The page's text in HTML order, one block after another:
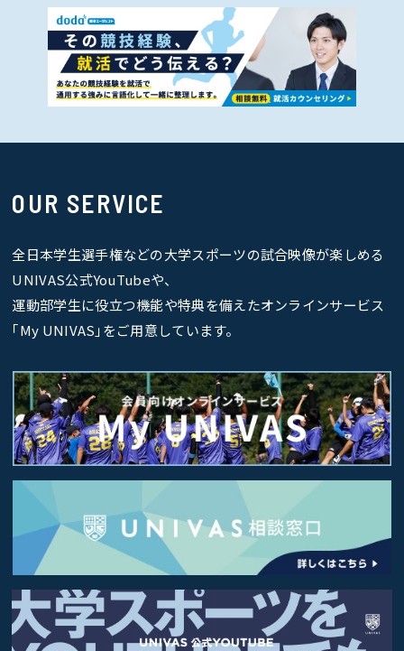
OUR SERVICE
全日本学生選手権などの大学スポーツの試合映像が楽しめる
UNIVAS公式YouTubeや、
運動部学生に役立つ機能や特典を備えたオンラインサービス
｢My UNIVAS｣をご用意しています。